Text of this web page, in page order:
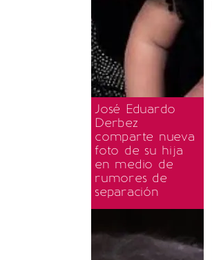
José Eduardo
Derbez
comparte nueva
foto de su hija
en medio de
rumores de
separación